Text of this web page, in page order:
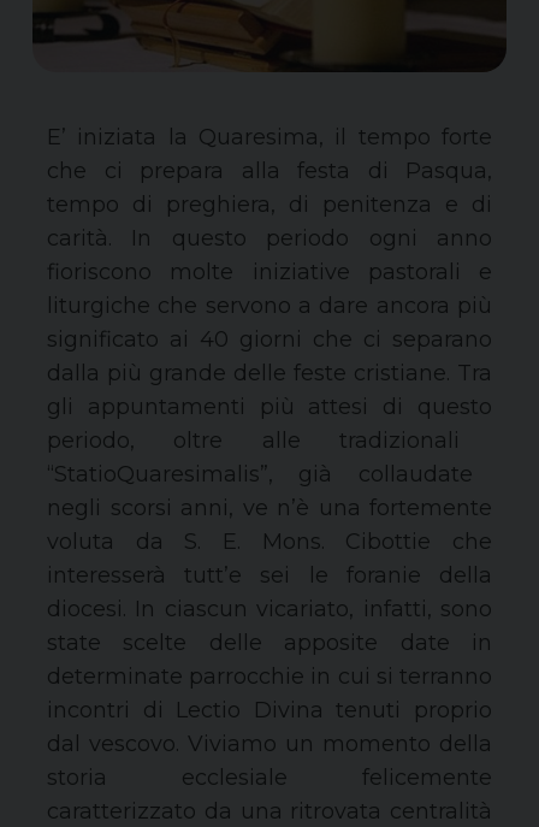
E’ iniziata la Quaresima, il
tempo forte
che ci prepara alla festa di Pasqua,
tempo di preghiera, di penitenza e di
carità. In questo periodo ogni anno
fioriscono molte iniziative pastorali e
liturgiche che servono a dare ancora più
significato ai 40 giorni che ci separano
dalla più grande delle feste cristiane. Tra
gli appuntamenti più attesi di questo
periodo, oltre alle tradizionali
“StatioQuaresimalis”, già collaudate
negli scorsi anni, ve n’è una fortemente
voluta da S. E.
Mons. Cibottie che
interesserà tutt’e sei le foranie della
diocesi. In ciascun vicariato, infatti, sono
state scelte delle apposite date in
determinate parrocchie in cui si terranno
incontri di Lectio Divina tenuti proprio
dal vescovo. Viviamo un momento della
storia ecclesiale felicemente
caratterizzato da una ritrovata centralità